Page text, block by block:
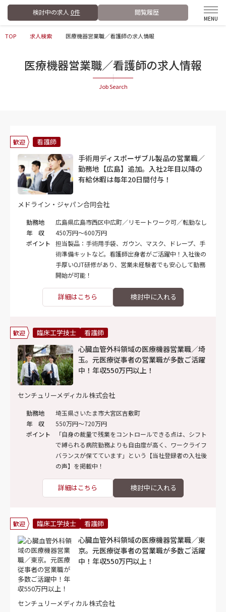
検討中の求人 0件 閲覧履歴
TOP 求人検索 医療機器営業職／看護師の求人情報
医療機器営業職／看護師の求人情報
歓迎 看護師
手術用ディスポーザブル製品の営業職／
勤務地【広島】追加。入社2年目以降の
有給休暇は毎年20日間付与！
メドライン・ジャパン合同会社
勤務地
広島県広島市西区中広町／リモートワーク可／転勤なし
年 収
450万円～600万円
ポイント
担当製品：手術用手袋、ガウン、マスク、ドレープ、手
術準備キットなど。看護師出身者がご活躍中！入社後の
手厚いOJT研修があり、営業未経験者でも安心して勤務
開始が可能！
詳細はこちら
歓迎 臨床工学技士 看護師
心臓血管外科領域の医療機器営業職／埼
玉。元医療従事者の営業職が多数ご活躍
中！年収550万円以上！
センチュリーメディカル株式会社
勤務地
埼玉県さいたま市大宮区吉敷町
年 収
550万円～720万円
ポイント
「自身の裁量で残業をコントロールできる点は、シフト
で縛られる病院勤務よりも自由度が高く、ワークライフ
バランスが保てています」という【当社登録者の入社後
の声】を掲載中！
詳細はこちら
歓迎 臨床工学技士 看護師
心臓血管外科領域の医療機器営業職／東
京。元医療従事者の営業職が多数ご活躍
中！年収550万円以上！
センチュリーメディカル株式会社